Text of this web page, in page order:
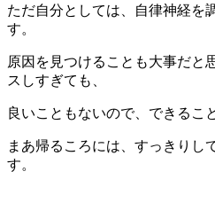
ただ自分としては、自律神経を
す。
原因を見つけることも大事だと
スしすぎても、
良いこともないので、できるこ
まあ帰るころには、すっきりし
す。